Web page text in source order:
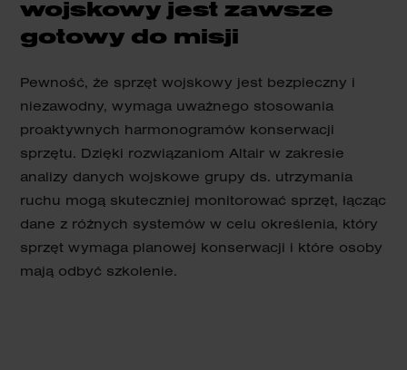
wojskowy jest zawsze
gotowy do misji
Pewność, że sprzęt wojskowy jest bezpieczny i
niezawodny, wymaga uważnego stosowania
proaktywnych harmonogramów konserwacji
sprzętu. Dzięki rozwiązaniom Altair w zakresie
analizy danych wojskowe grupy ds. utrzymania
ruchu mogą skuteczniej monitorować sprzęt, łącząc
dane z różnych systemów w celu określenia, który
sprzęt wymaga planowej konserwacji i które osoby
mają odbyć szkolenie.